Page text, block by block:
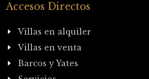
Accesos Directos
Villas en alquiler
Villas en venta
Barcos y Yates